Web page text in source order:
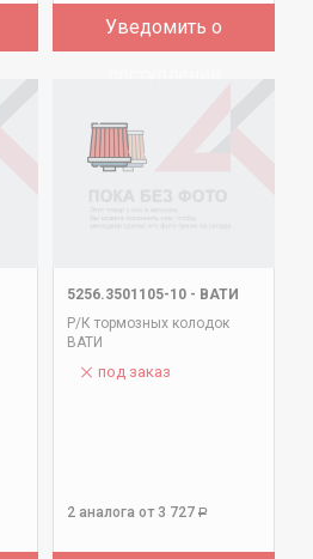
Уведомить о
5256.3501105-10 - ВАТИ
Р/К тормозных колодок
ВАТИ
под заказ
2 аналога от 3 727 Р